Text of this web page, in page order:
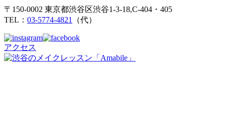
〒150-0002 東京都渋谷区渋谷1-3-18,C-404・405
TEL： 03-5774-4821 （代）
アクセス